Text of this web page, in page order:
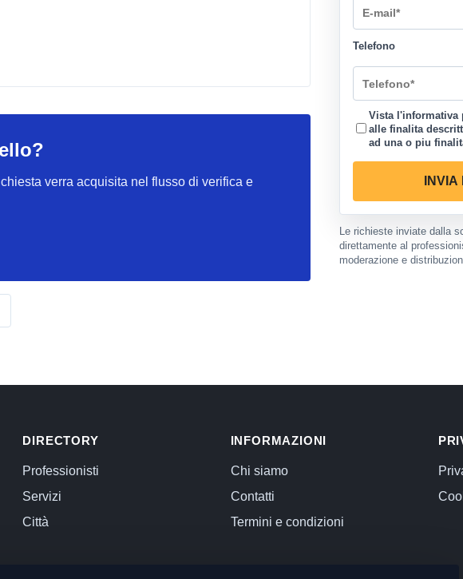
verra acquisita nel flusso di verifica e
Telefono
Vista l'informativa
alle finalita
ad una o piu
Le richieste inviate dalla
direttamente al
moderazione e
DIRECTORY
Professionisti
Servizi
Città
INFORMAZIONI
Chi siamo
Contatti
Termini e condizioni